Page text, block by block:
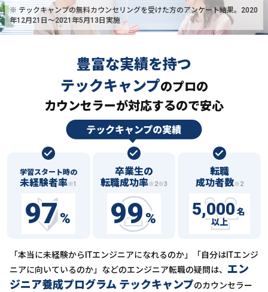
※ テックキャンプの無料カウンセリングを受けた方のアンケート結果。2020
年12月21日〜2021年5月13日実施
豊富な実績を持つ
テックキャンプのプロの
カウンセラーが対応するので安心
学習スタート時の
未経験者率※1
97%
卒業生の
転職成功率※2※3
99%
転職
成功者数※2
5,000 名
以上
「本当に未経験からITエンジニアになれるのか」「自分はITエンジ
ニアに向いているのか」などのエンジニア転職の疑問は、 エン
ジニア養成プログラム テックキャンプのカウンセラー